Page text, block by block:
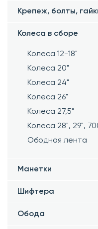
Крепеж, болты,
Колеса в сборе
Колеса 12-18"
Колеса 20"
Колеса 24"
Колеса 26"
Колеса 27,5"
Колеса 28", 29",
Ободная лента
Манетки
Шифтера
Обода